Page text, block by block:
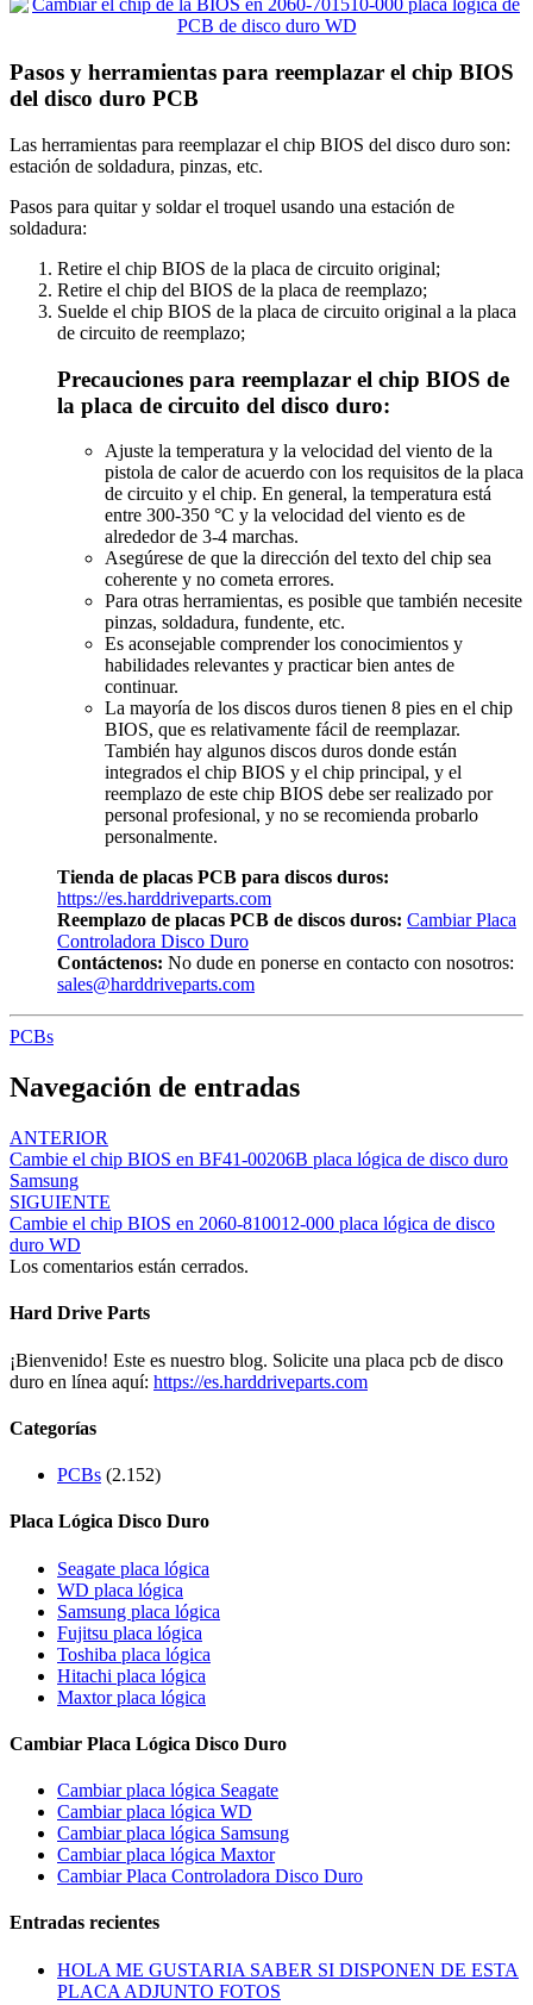
Pasos y herramientas para reemplazar el chip BIOS
del disco duro PCB
Las herramientas para reemplazar el chip BIOS del disco duro son:
estación de soldadura, pinzas, etc.
Pasos para quitar y soldar el troquel usando una estación de
soldadura:
Retire el chip BIOS de la placa de circuito original;
Retire el chip del BIOS de la placa de reemplazo;
Suelde el chip BIOS de la placa de circuito original a la placa
de circuito de reemplazo;
Precauciones para reemplazar el chip BIOS de
la placa de circuito del disco duro:
Ajuste la temperatura y la velocidad del viento de la
pistola de calor de acuerdo con los requisitos de la placa
de circuito y el chip. En general, la temperatura está
entre 300-350 °C y la velocidad del viento es de
alrededor de 3-4 marchas.
Asegúrese de que la dirección del texto del chip sea
coherente y no cometa errores.
Para otras herramientas, es posible que también necesite
pinzas, soldadura, fundente, etc.
Es aconsejable comprender los conocimientos y
habilidades relevantes y practicar bien antes de
continuar.
La mayoría de los discos duros tienen 8 pies en el chip
BIOS, que es relativamente fácil de reemplazar.
También hay algunos discos duros donde están
integrados el chip BIOS y el chip principal, y el
reemplazo de este chip BIOS debe ser realizado por
personal profesional, y no se recomienda probarlo
personalmente.
Tienda de placas PCB para discos duros:
https://es.harddriveparts.com
Reemplazo de placas PCB de discos duros: Cambiar Placa
Controladora Disco Duro
Contáctenos: No dude en ponerse en contacto con nosotros:
sales@harddriveparts.com
PCBs
Navegación de entradas
ANTERIOR
Cambie el chip BIOS en BF41-00206B placa lógica de disco duro
Samsung
SIGUIENTE
Cambie el chip BIOS en 2060-810012-000 placa lógica de disco
duro WD
Los comentarios están cerrados.
Hard Drive Parts
¡Bienvenido! Este es nuestro blog. Solicite una placa pcb de disco
duro en línea aquí: https://es.harddriveparts.com
Categorías
PCBs (2.152)
Placa Lógica Disco Duro
Seagate placa lógica
WD placa lógica
Samsung placa lógica
Fujitsu placa lógica
Toshiba placa lógica
Hitachi placa lógica
Maxtor placa lógica
Cambiar Placa Lógica Disco Duro
Cambiar placa lógica Seagate
Cambiar placa lógica WD
Cambiar placa lógica Samsung
Cambiar placa lógica Maxtor
Cambiar Placa Controladora Disco Duro
Entradas recientes
HOLA ME GUSTARIA SABER SI DISPONEN DE ESTA
PLACA ADJUNTO FOTOS